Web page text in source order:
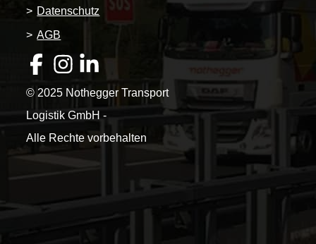
> Datenschutz
> AGB
© 2025 Nothegger Transport
Logistik GmbH -
Alle Rechte vorbehalten